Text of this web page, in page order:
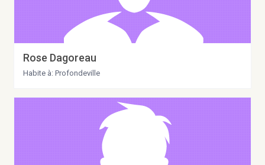
Rose Dagoreau
Habite à: Profondeville